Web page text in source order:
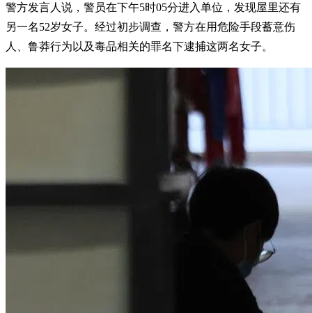
警方发言人说，警员在下午5时05分进入单位，发现屋里还有
另一名52岁女子。经过初步调查，警方在用危险手段蓄意伤
人、鲁莽行为以及毒品相关的罪名下逮捕这两名女子。